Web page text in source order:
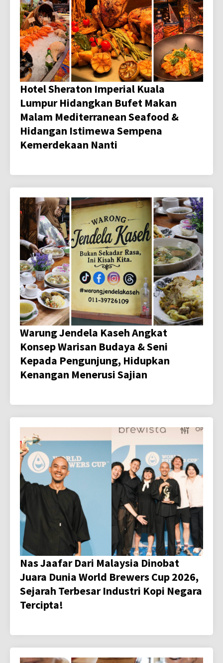
Hotel Sheraton Imperial Kuala
Lumpur Hidangkan Bufet Makan
Malam Mediterranean Seafood &
Hidangan Istimewa Sempena
Kemerdekaan Nanti
Warung Jendela Kaseh Angkat
Konsep Warisan Budaya & Seni
Kepada Pengunjung, Hidupkan
Kenangan Menerusi Sajian
Nas Jaafar Dari Malaysia Dinobat
Juara Dunia World Brewers Cup 2026,
Sejarah Terbesar Industri Kopi Negara
Tercipta!